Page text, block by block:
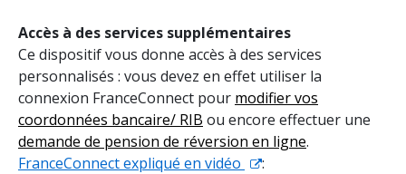
Accès à des services supplémentaires
Ce dispositif vous donne accès à des services
personnalisés : vous devez en effet utiliser la
connexion FranceConnect pour modifier vos
coordonnées bancaire/ RIB ou encore effectuer une
demande de pension de réversion en ligne.
FranceConnect expliqué en vidéo
: